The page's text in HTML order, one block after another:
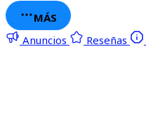
MÁS
Anuncios
Reseñas